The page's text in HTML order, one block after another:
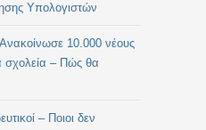
Υπολογιστών
10.000 νέους
σχολεία – Πώς θα
– Ποιοι δεν